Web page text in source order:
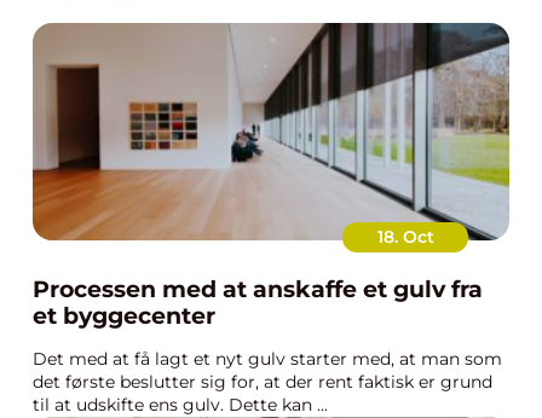
18. Oct
Processen med at anskaffe et gulv fra
et byggecenter
Det med at få lagt et nyt gulv starter med, at man som
det første beslutter sig for, at der rent faktisk er grund
til at udskifte ens gulv. Dette kan ...